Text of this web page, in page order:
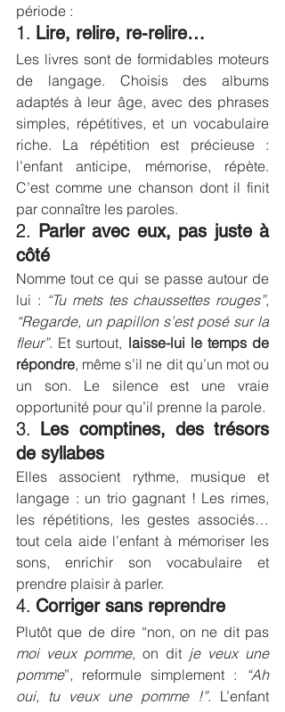
période :
1. Lire, relire, re-relire…
Les livres sont de formidables moteurs
de langage. Choisis des albums
adaptés à leur âge, avec des phrases
simples, répétitives, et un vocabulaire
riche. La répétition est précieuse :
l’enfant anticipe, mémorise, répète.
C’est comme une chanson dont il finit
par connaître les paroles.
2. Parler avec eux, pas juste à
côté
Nomme tout ce qui se passe autour de
lui : “Tu mets tes chaussettes rouges”
“Regarde, un papillon s’est posé sur la
fleur”. Et surtout, laisse-lui le temps de
répondre, même s’il ne dit qu’un mot ou
un son. Le silence est une vraie
opportunité pour qu’il prenne la parole.
3. Les comptines, des trésors
de syllabes
Elles associent rythme, musique et
langage : un trio gagnant ! Les rimes,
les répétitions, les gestes associés…
tout cela aide l’enfant à mémoriser les
sons, enrichir son vocabulaire et
prendre plaisir à parler.
4. Corriger sans reprendre
moi veux pomme, on dit je veux une
pomme”, reformule simplement :
“Ah
oui, tu veux une pomme !”. L’enfant